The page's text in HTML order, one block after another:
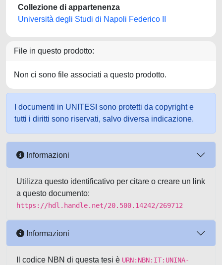
Collezione di appartenenza
Università degli Studi di Napoli Federico II
File in questo prodotto:
Non ci sono file associati a questo prodotto.
I documenti in UNITESI sono protetti da copyright e
tutti i diritti sono riservati, salvo diversa indicazione.
Informazioni
Utilizza questo identificativo per citare o creare un link
a questo documento:
https://hdl.handle.net/20.500.14242/269712
Informazioni
Il codice NBN di questa tesi è URN:NBN:IT:UNINA-